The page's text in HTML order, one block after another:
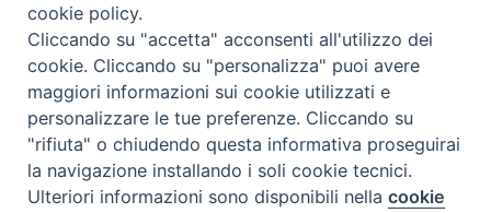
PEC ufficiale della Diocesi:
diocesi.melfi_rapolla_venosa@legalmail.it
Preferenze Cookie
cookie policy.
Cliccando su "accetta" acconsenti all'utilizzo dei
cookie. Cliccando su "personalizza" puoi avere
maggiori informazioni sui cookie utilizzati e
personalizzare le tue preferenze. Cliccando su
"rifiuta" o chiudendo questa informativa proseguirai
la navigazione installando i soli cookie tecnici.
Ulteriori informazioni sono disponibili nellacookie